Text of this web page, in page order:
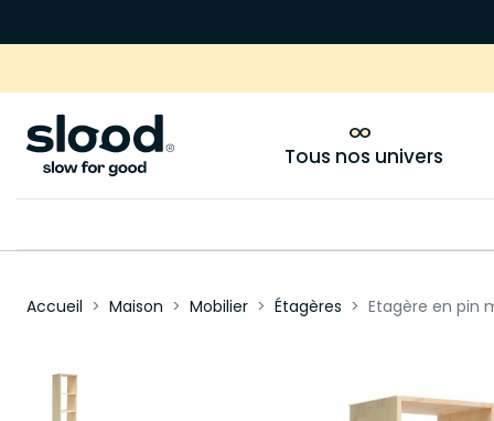
Tous nos univers
Accueil Maison Mobilier Étagères Etagère en pin